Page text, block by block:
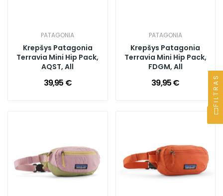
PATAGONIA
Krepšys Patagonia
Terravia Mini Hip Pack,
AQST, All
39,95 €
PATAGONIA
Krepšys Patagonia
Terravia Mini Hip Pack,
FDGM, All
39,95 € FILTRAS